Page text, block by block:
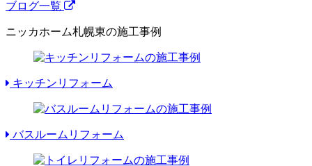
ブログ一覧
ニッカホーム札幌東の施工事例
キッチンリフォーム
バスルームリフォーム